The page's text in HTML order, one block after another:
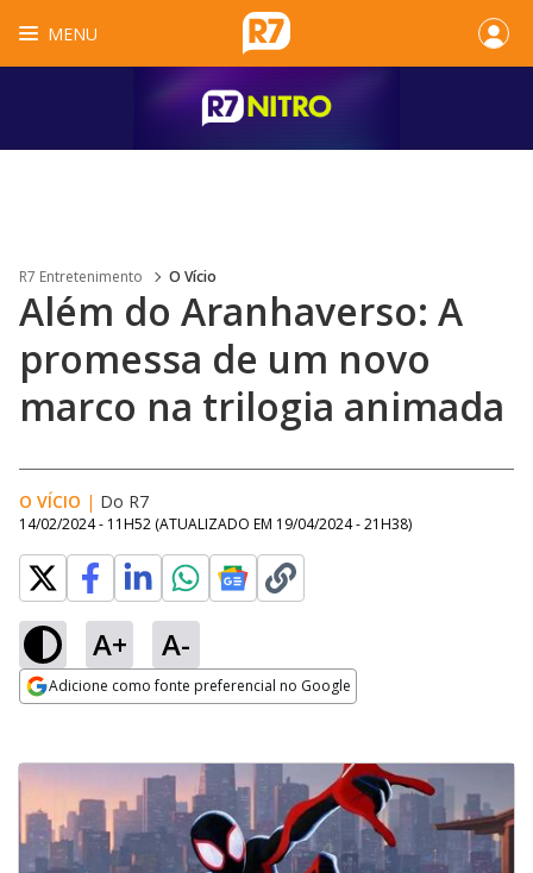
MENU
R7 Entretenimento O Vício
Além do Aranhaverso: A
promessa de um novo
marco na trilogia animada
O VÍCIO | Do R7
14/02/2024 - 11H52 (ATUALIZADO EM 19/04/2024 - 21H38)
A+ A-
Adicione como fonte preferencial no Google